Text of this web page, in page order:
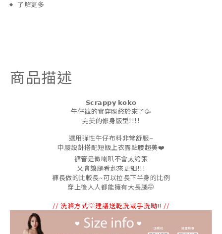
了解更多
商品描述
𝗦𝗰𝗿𝗮𝗽𝗽𝘆 𝗸𝗼𝗸𝗼
牛仔褲的實穿照終於來了🥳
完美的修身版型!!!!
選用彈性牛仔布料非常舒服~
中腰設計搭配短版上衣露點腰超美❤️
褲管是微喇叭不會太誇張
又會讓腿看起來更細!!!
褲長做的比較長~可以拉長下半身的比例
穿上後人人都能擁有大長腿🤭
// 洗滌方式💡建議送乾洗或手洗呦!! //